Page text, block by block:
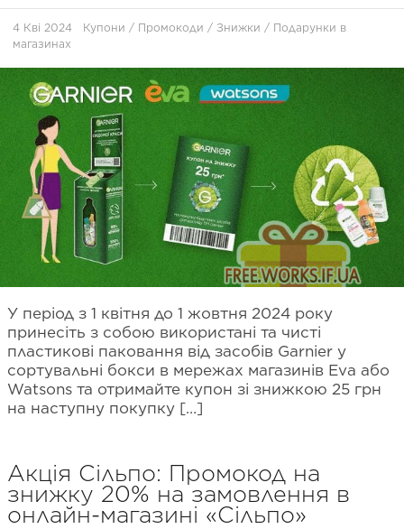
4 Кві 2024 Купони / Промокоди / Знижки / Подарунки в
магазинах
У період з 1 квітня до 1 жовтня 2024 року
принесіть з собою використані та чисті
пластикові паковання від засобів Garnier у
сортувальні бокси в мережах магазинів Eva або
Watsons та отримайте купон зі знижкою 25 грн
на наступну покупку […]
Акція Сільпо: Промокод на
знижку 20% на замовлення в
онлайн-магазині «Сільпо»